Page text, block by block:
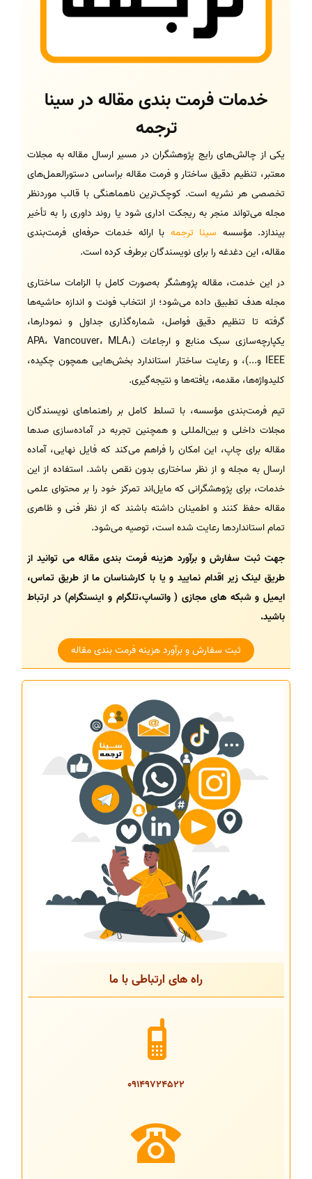
خدمات فرمت بندی مقاله در سینا
ترجمه
یکی از چالش‌های رایج پژوهشگران در مسیر ارسال مقاله به مجلات
معتبر، تنظیم دقیق ساختار و فرمت مقاله براساس دستورالعمل‌های
تخصصی هر نشریه است. کوچک‌ترین ناهماهنگی با قالب موردنظر
مجله می‌تواند منجر به ریجکت اداری شود یا روند داوری را به تأخیر
بیندازد. مؤسسه سینا ترجمه با ارائه خدمات حرفه‌ای فرمت‌بندی
مقاله، این دغدغه را برای نویسندگان برطرف کرده است.
در این خدمت، مقاله پژوهشگر به‌صورت کامل با الزامات ساختاری
مجله هدف تطبیق داده می‌شود؛ از انتخاب فونت و اندازه حاشیه‌ها
گرفته تا تنظیم دقیق فواصل، شماره‌گذاری جداول و نمودارها،
یکپارچه‌سازی سبک منابع و ارجاعات (APA، Vancouver، MLA،
IEEE و...)، و رعایت ساختار استاندارد بخش‌هایی همچون چکیده،
کلیدواژه‌ها، مقدمه، یافته‌ها و نتیجه‌گیری.
تیم فرمت‌بندی مؤسسه، با تسلط کامل بر راهنماهای نویسندگان
مجلات داخلی و بین‌المللی و همچنین تجربه در آماده‌سازی صدها
مقاله برای چاپ، این امکان را فراهم می‌کند که فایل نهایی، آماده
ارسال به مجله و از نظر ساختاری بدون نقص باشد. استفاده از این
خدمات، برای پژوهشگرانی که مایل‌اند تمرکز خود را بر محتوای علمی
مقاله حفظ کنند و اطمینان داشته باشند که از نظر فنی و ظاهری
تمام استانداردها رعایت شده است، توصیه می‌شود.
جهت ثبت سفارش و برآورد هزینه فرمت بندی مقاله می توانید از
طریق لینک زیر اقدام نمایید و یا با کارشناسان ما از طریق تماس،
ایمیل و شبکه های مجازی ( واتساپ،تلگرام و اینستگرام) در ارتباط
باشید.
ثبت سفارش و برآورد هزینه فرمت بندی مقاله
راه های ارتباطی با ما
09149724522